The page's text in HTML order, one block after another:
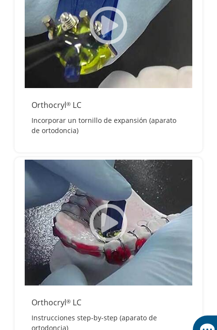
Orthocryl® LC
Incorporar un tornillo de expansión (aparato
de ortodoncia)
Orthocryl® LC
Instrucciones step-by-step (aparato de
ortodoncia)